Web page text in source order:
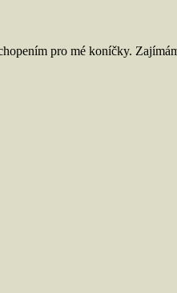
pro mé koníčky.